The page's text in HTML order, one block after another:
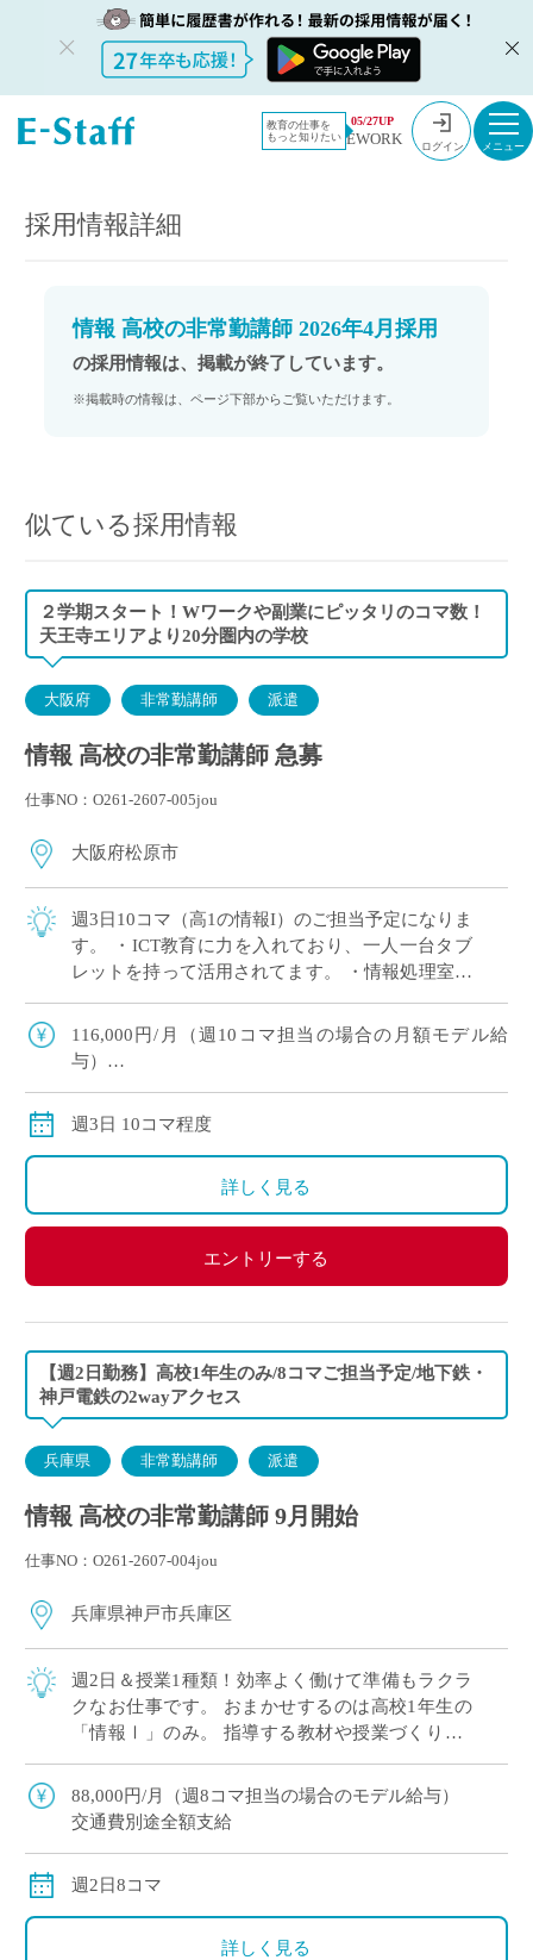
教育の仕事を
もっと知りたい
05/27UP
EWORK ログイン
教員採用情
報のイー・
採用情報
情報 高校の非常勤講師 2026年4月採用
採用情報詳細
情報 高校の非常勤講師 2026年4月採用
の採用情報は、掲載が終了しています。
※掲載時の情報は、ページ下部からご覧いただけます。
似ている採用情報
２学期スタート！Wワークや副業にピッタリのコマ数！
天王寺エリアより20分圏内の学校
大阪府 非常勤講師 派遣
情報 高校の非常勤講師 急募
仕事NO：O261-2607-005jou
大阪府松原市
週3日10コマ（高1の情報I）のご担当予定になりま
す。 ・ICT教育に力を入れており、一人一台タブ
レットを持って活用されてます。 ・情報処理室も
盛んな学校でのご勤務です
116,000円/月（週10コマ担当の場合の月額モデル給
与）
月途中から勤務を開始した場合は、その月の給与は日
週3日 10コマ程度
詳しく見る
エントリーする
【週2日勤務】高校1年生のみ/8コマご担当予定/地下鉄・
神戸電鉄の2wayアクセス
兵庫県 非常勤講師 派遣
情報 高校の非常勤講師 9月開始
仕事NO：O261-2607-004jou
兵庫県神戸市兵庫区
週2日＆授業1種類！効率よく働けて準備もラクラ
クなお仕事です。 おまかせするのは高校1年生の
「情報Ⅰ」のみ。 指導する教材や授業づくりが1
配がありません。 勤務は週2日で集中的 […]
88,000円/月（週8コマ担当の場合のモデル給与）
交通費別途全額支給
週2日8コマ
詳しく見る